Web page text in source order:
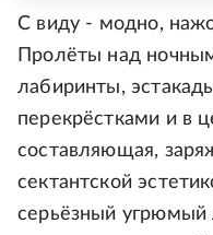
С виду - модно,
Пролёты над
лабиринты,
перекрёстками и в
составляющая,
сектантской
серьёзный